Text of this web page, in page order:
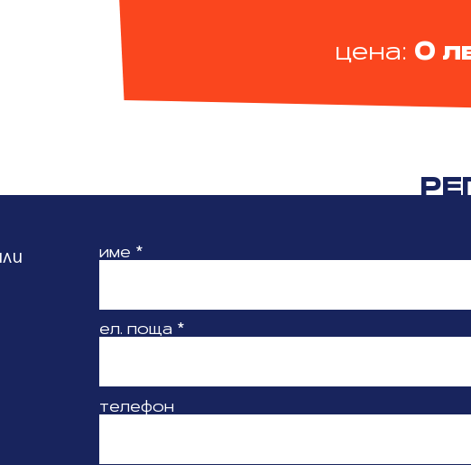
цена: 0
име *
ел. поща *
телефон